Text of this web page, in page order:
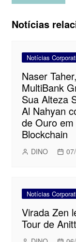
de
Post
Notícias
Notícias
Naser
MultiBank
Sua Alteza
Al Nahyan
de Ouro em
Blockchain
DINO
Notícias
Virada Zen
Tour de